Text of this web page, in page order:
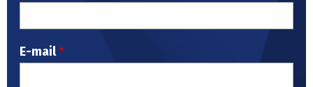
E-mail